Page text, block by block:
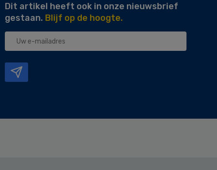
Dit artikel heeft ook in onze nieuwsbrief
gestaan. Blijf op de hoogte.
Uw